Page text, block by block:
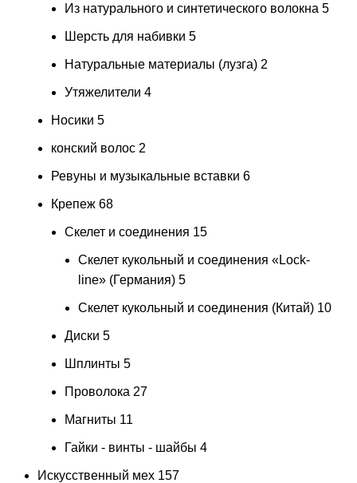
Из натурального и синтетического волокна 5
Шерсть для набивки 5
Натуральные материалы (лузга) 2
Утяжелители 4
Носики 5
конский волос 2
Ревуны и музыкальные вставки 6
Крепеж 68
Скелет и соединения 15
Скелет кукольный и соединения «Lock-
line» (Германия) 5
Скелет кукольный и соединения (Китай) 10
Диски 5
Шплинты 5
Проволока 27
Магниты 11
Гайки - винты - шайбы 4
Искусственный мех 157